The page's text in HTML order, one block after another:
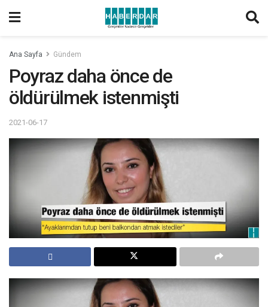
Ana Sayfa Gündem
Poyraz daha önce de
öldürülmek istenmişti
2021-06-17